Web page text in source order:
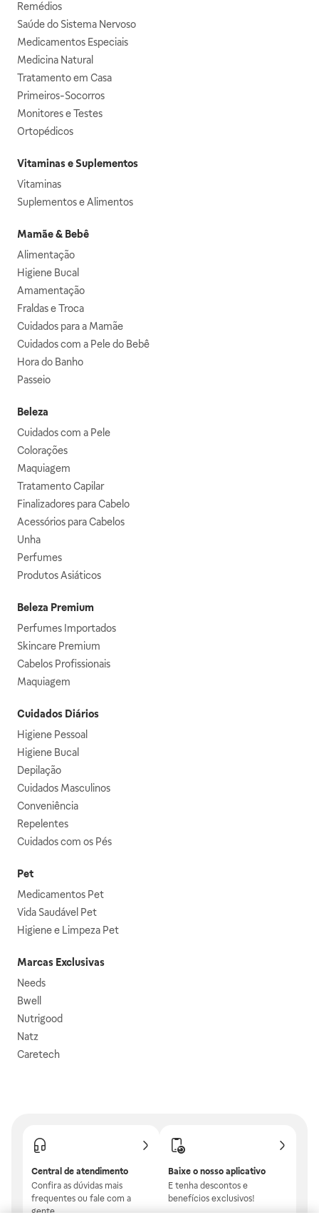
Remédios
Saúde do Sistema Nervoso
Medicamentos Especiais
Medicina Natural
Tratamento em Casa
Primeiros-Socorros
Monitores e Testes
Ortopédicos
Vitaminas e Suplementos
Vitaminas
Suplementos e Alimentos
Mamãe & Bebê
Alimentação
Higiene Bucal
Amamentação
Fraldas e Troca
Cuidados para a Mamãe
Cuidados com a Pele do Bebê
Hora do Banho
Passeio
Beleza
Cuidados com a Pele
Colorações
Maquiagem
Tratamento Capilar
Finalizadores para Cabelo
Acessórios para Cabelos
Unha
Perfumes
Produtos Asiáticos
Beleza Premium
Perfumes Importados
Skincare Premium
Cabelos Profissionais
Maquiagem
Cuidados Diários
Higiene Pessoal
Higiene Bucal
Depilação
Cuidados Masculinos
Conveniência
Repelentes
Cuidados com os Pés
Pet
Medicamentos Pet
Vida Saudável Pet
Higiene e Limpeza Pet
Marcas Exclusivas
Needs
Bwell
Nutrigood
Natz
Caretech
Central de atendimento
Confira as dúvidas mais
frequentes ou fale com a
gente.
Baixe o nosso aplicativo
E tenha descontos e
benefícios exclusivos!